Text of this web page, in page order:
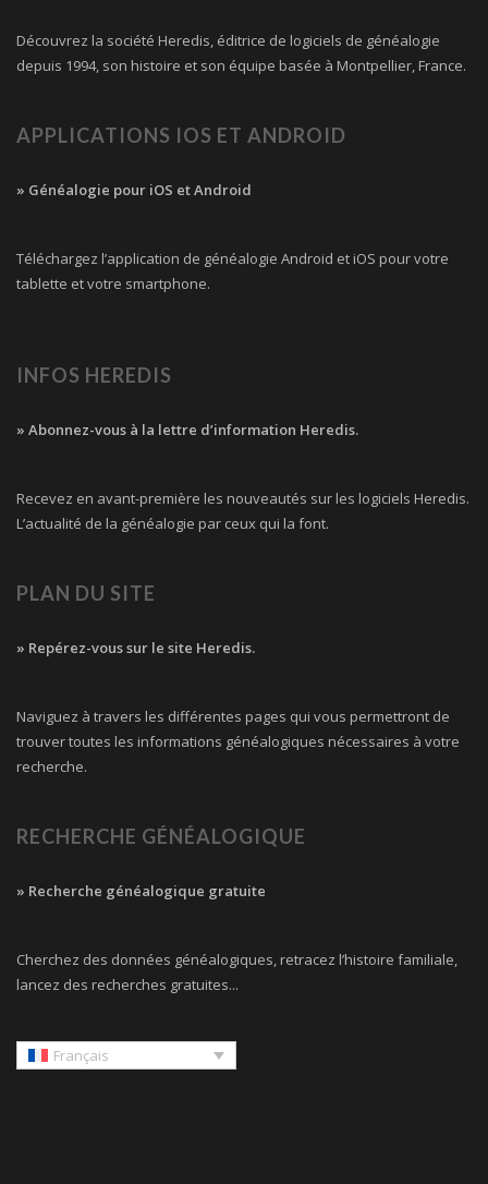
Découvrez la société Heredis, éditrice de logiciels de généalogie
depuis 1994, son histoire et son équipe basée à Montpellier, France.
APPLICATIONS IOS ET ANDROID
» Généalogie pour iOS et Android
Téléchargez l’application de généalogie Android et iOS pour votre
tablette et votre smartphone.
INFOS HEREDIS
» Abonnez-vous à la lettre d’information Heredis.
Recevez en avant-première les nouveautés sur les logiciels Heredis.
L’actualité de la généalogie par ceux qui la font.
PLAN DU SITE
» Repérez-vous sur le site Heredis.
Naviguez à travers les différentes pages qui vous permettront de
trouver toutes les informations généalogiques nécessaires à votre
recherche.
RECHERCHE GÉNÉALOGIQUE
» Recherche généalogique gratuite
Cherchez des données généalogiques, retracez l’histoire familiale,
lancez des recherches gratuites...
Français